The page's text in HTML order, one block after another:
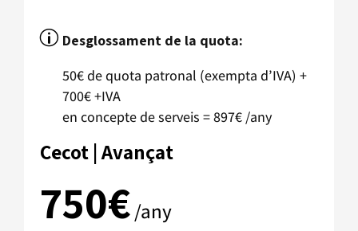
p Desglossament de la quota:
50€ de quota patronal (exempta d’IVA) +
700€ +IVA
en concepte de serveis = 897€ /any
Cecot | Avançat
750€ /any